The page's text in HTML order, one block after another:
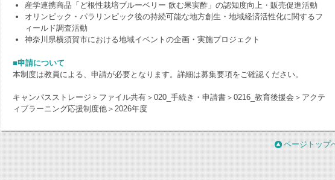
産学連携商品「ど根性栽培ブルーベリー 飲む果実酢」の認知度向上・販売促進活動
オリンピック・パラリンピック後の持続可能な地方創生・地域経済活性化に関するフ
ィールド調査活動
神奈川県横須賀市における地域イベントの企画・実施プロジェクト
■申請について
本制度は教員による、申請が必要となります。詳細は募集要項をご確認ください。
キャンパスストレージ＞ファイル共有＞020_手続き・申請書＞0216_教育後援会＞アクテ
ィブラーニング応援制度他＞2026年度
ページトップ